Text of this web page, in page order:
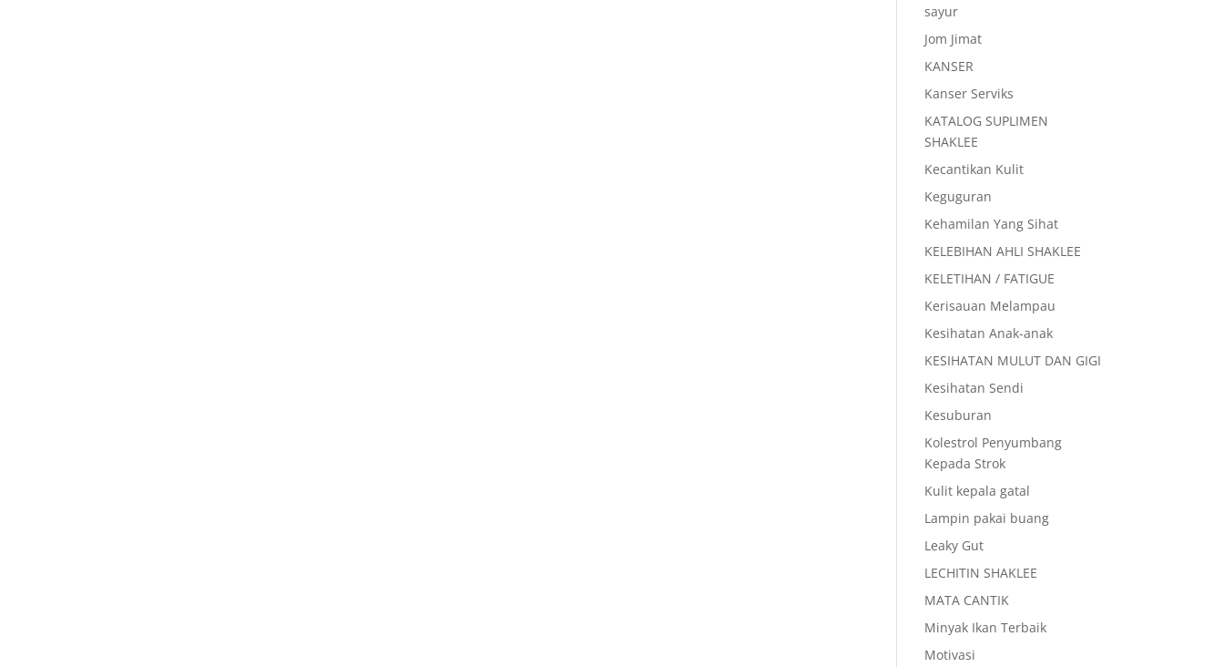
sayur
Jom Jimat
KANSER
Kanser Serviks
KATALOG SUPLIMEN
SHAKLEE
Kecantikan Kulit
Keguguran
Kehamilan Yang Sihat
KELEBIHAN AHLI SHAKLEE
KELETIHAN / FATIGUE
Kerisauan Melampau
Kesihatan Anak-anak
KESIHATAN MULUT DAN GIGI
Kesihatan Sendi
Kesuburan
Kolestrol Penyumbang
Kepada Strok
Kulit kepala gatal
Lampin pakai buang
Leaky Gut
LECHITIN SHAKLEE
MATA CANTIK
Minyak Ikan Terbaik
Motivasi